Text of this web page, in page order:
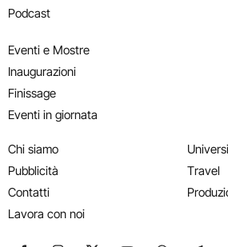
Podcast
Eventi e Mostre
Inaugurazioni
Finissage
Eventi in giornata
Chi siamo
Pubblicità
Contatti
Lavora con noi
Travel